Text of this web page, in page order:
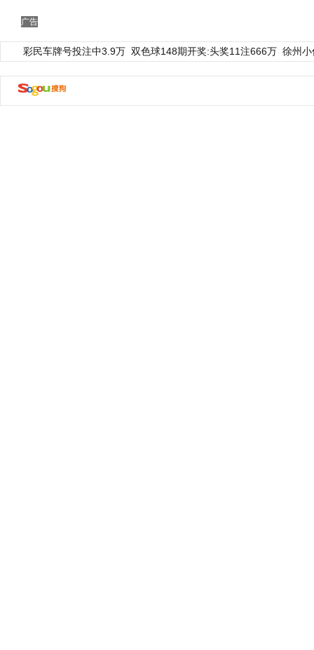
广告
彩民车牌号投注中3.9万 双色球148期开奖:头奖11注666万 徐州